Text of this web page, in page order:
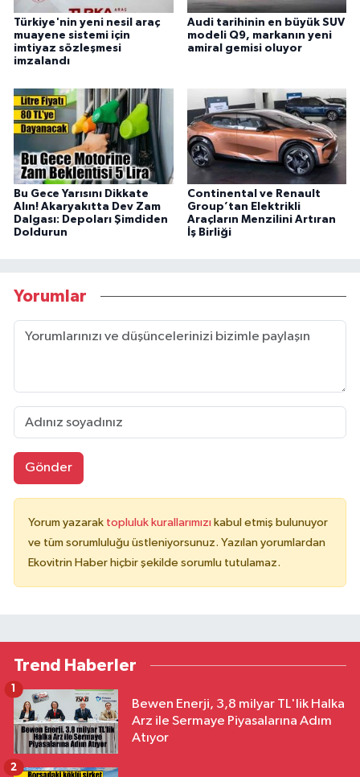
Türkiye'nin yeni nesil araç
muayene sistemi için
imtiyaz sözleşmesi
imzalandı
Audi tarihinin en büyük SUV
modeli Q9, markanın yeni
amiral gemisi oluyor
Bu Gece Yarısını Dikkate
Alın! Akaryakıtta Dev Zam
Dalgası: Depoları Şimdiden
Doldurun
Continental ve Renault
Group’tan Elektrikli
Araçların Menzilini Artıran
İş Birliği
Yorumlar
Gönder
Yorum yazarak topluluk kurallarımızı kabul etmiş bulunuyor
ve tüm sorumluluğu üstleniyorsunuz. Yazılan yorumlardan
Ekovitrin Haber hiçbir şekilde sorumlu tutulamaz.
Trend Haberler
Bewen Enerji, 3,8 milyar TL'lik Halka
Arz ile Sermaye Piyasalarına Adım
Atıyor
1
2